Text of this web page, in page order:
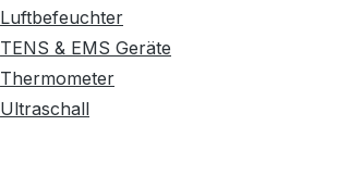
Luftbefeuchter
TENS & EMS Geräte
Thermometer
Ultraschall